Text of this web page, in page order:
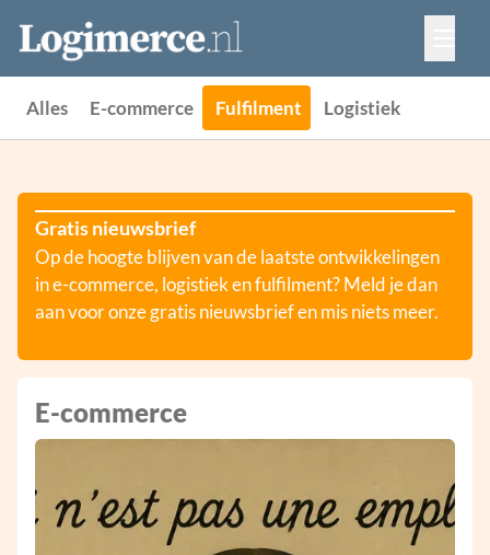
Vacatures
Events
Alles E-commerce Fulfilment Logistiek
Gratis nieuwsbrief
Op de hoogte blijven van de laatste ontwikkelingen
in e-commerce, logistiek en fulfilment? Meld je dan
aan voor onze gratis nieuwsbrief en mis niets meer.
E-commerce